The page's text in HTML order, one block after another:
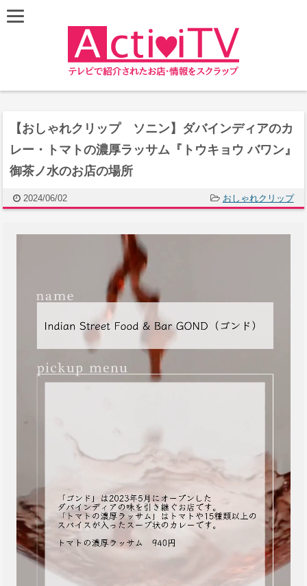
【おしゃれクリップ ソニン】ダバインディアのカ
レー・トマトの濃厚ラッサム『トウキョウ バワン』
御茶ノ水のお店の場所
2024/06/02 おしゃれクリップ